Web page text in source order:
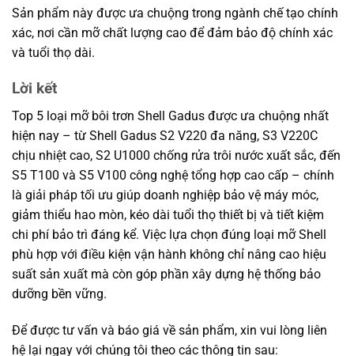
Sản phẩm này được ưa chuộng trong ngành chế tạo chính
xác, nơi cần mỡ chất lượng cao để đảm bảo độ chính xác
và tuổi thọ dài.
Lời kết
Top 5 loại mỡ bôi trơn Shell Gadus được ưa chuộng nhất
hiện nay – từ Shell Gadus S2 V220 đa năng, S3 V220C
chịu nhiệt cao, S2 U1000 chống rửa trôi nước xuất sắc, đến
S5 T100 và S5 V100 công nghệ tổng hợp cao cấp – chính
là giải pháp tối ưu giúp doanh nghiệp bảo vệ máy móc,
giảm thiểu hao mòn, kéo dài tuổi thọ thiết bị và tiết kiệm
chi phí bảo trì đáng kể. Việc lựa chọn đúng loại mỡ Shell
phù hợp với điều kiện vận hành không chỉ nâng cao hiệu
suất sản xuất mà còn góp phần xây dựng hệ thống bảo
dưỡng bền vững.
Để được tư vấn và báo giá về sản phẩm, xin vui lòng liên
hệ lại ngay với chúng tôi theo các thông tin sau: